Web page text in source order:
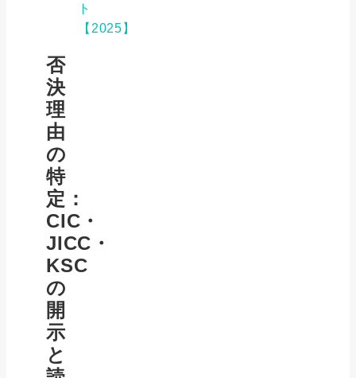
ト
【2025】
否
決
理
由
の
特
定：
CIC・
JICC・
KSC
の
開
示
と